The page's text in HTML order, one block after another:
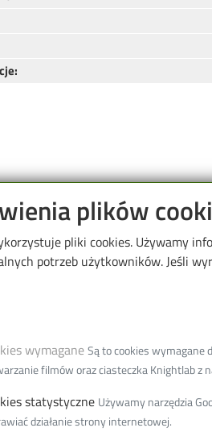
plików
pliki cookies. Używamy
potrzeb użytkowników. Jeśli
wymagane Są to cookies wymagane
filmów oraz ciasteczka Knightlab z
statystyczne Używamy narzędzia
działanie strony internetowej.
Wydział
Środowiska
Adres
Adres do
77859-